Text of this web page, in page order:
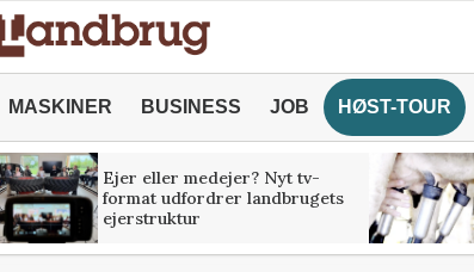
MASKINER BUSINESS JOB HØST-TOUR
Ejer eller medejer? Nyt tv-
format udfordrer landbrugets
ejerstruktur